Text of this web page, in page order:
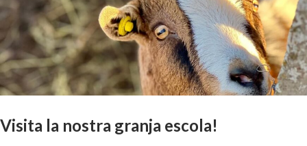
Visita la nostra granja escola!